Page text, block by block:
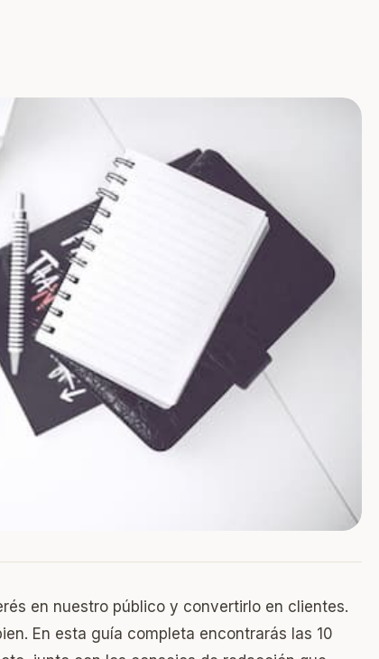
en nuestro público y convertirlo en clientes.
En esta guía completa encontrarás las 10